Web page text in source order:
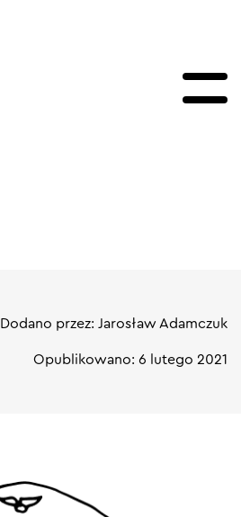
Dodano przez: Jarosław Adamczuk
Opublikowano: 6 lutego 2021